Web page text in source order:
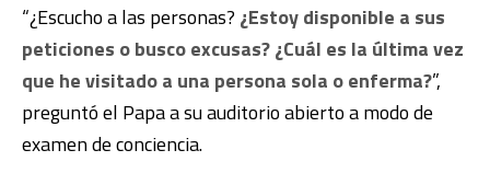
“¿Escucho a las personas? ¿Estoy disponible a sus
peticiones o busco excusas? ¿Cuál es la última vez
que he visitado a una persona sola o enferma?”,
preguntó el Papa a su auditorio abierto a modo de
examen de conciencia.